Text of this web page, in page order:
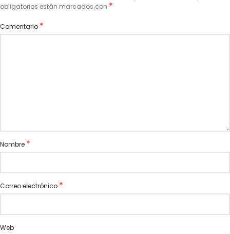
obligatorios están marcados con *
Comentario *
Nombre *
Correo electrónico *
Web